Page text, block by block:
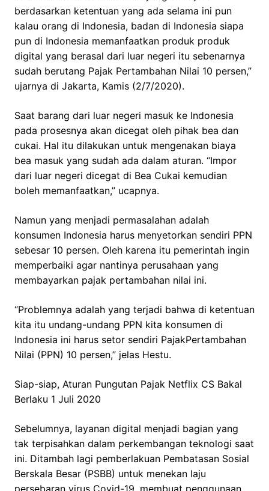
berdasarkan ketentuan yang ada selama ini pun
kalau orang di Indonesia, badan di Indonesia siapa
pun di Indonesia memanfaatkan produk produk
digital yang berasal dari luar negeri itu sebenarnya
sudah berutang Pajak Pertambahan Nilai 10 persen,”
ujarnya di Jakarta, Kamis (2/7/2020).
Saat barang dari luar negeri masuk ke Indonesia
pada prosesnya akan dicegat oleh pihak bea dan
cukai. Hal itu dilakukan untuk mengenakan biaya
bea masuk yang sudah ada dalam aturan. “Impor
dari luar negeri dicegat di Bea Cukai kemudian
boleh memanfaatkan,” ucapnya.
Namun yang menjadi permasalahan adalah
konsumen Indonesia harus menyetorkan sendiri PPN
sebesar 10 persen. Oleh karena itu pemerintah ingin
memperbaiki agar nantinya perusahaan yang
membayarkan pajak pertambahan nilai ini.
“Problemnya adalah yang terjadi bahwa di ketentuan
kita itu undang-undang PPN kita konsumen di
Indonesia ini harus setor sendiri PajakPertambahan
Nilai (PPN) 10 persen,” jelas Hestu.
Siap-siap, Aturan Pungutan Pajak Netflix CS Bakal
Berlaku 1 Juli 2020
Sebelumnya, layanan digital menjadi bagian yang
tak terpisahkan dalam perkembangan teknologi saat
ini. Ditambah lagi pemberlakuan Pembatasan Sosial
Berskala Besar (PSBB) untuk menekan laju